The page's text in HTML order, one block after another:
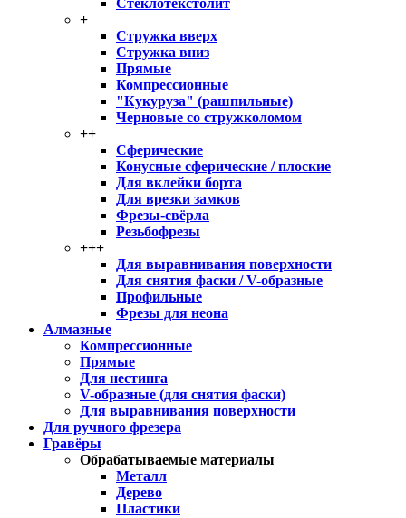
Стеклотекстолит
+
Стружка вверх
Стружка вниз
Прямые
Компрессионные
"Кукуруза" (рашпильные)
Черновые со стружколомом
++
Сферические
Конусные сферические / плоские
Для вклейки борта
Для врезки замков
Фрезы-свёрла
Резьбофрезы
+++
Для выравнивания поверхности
Для снятия фаски / V-образные
Профильные
Фрезы для неона
Алмазные
Компрессионные
Прямые
Для нестинга
V-образные (для снятия фаски)
Для выравнивания поверхности
Для ручного фрезера
Гравёры
Обрабатываемые материалы
Металл
Дерево
Пластики